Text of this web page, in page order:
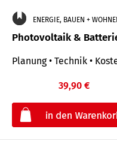
ENERGIE, BAUEN +
Photovoltaik &
Planung • Technik •
39,90 €